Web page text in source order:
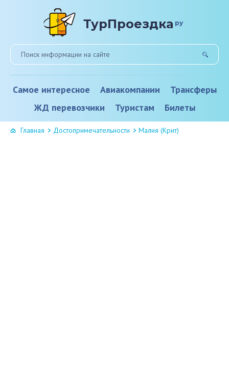
ТурПроездка ру
Самое интересное Авиакомпании
Трансферы
ЖД перевозчики
Туристам Билеты
Главная Достопримечательности Малия (Крит)